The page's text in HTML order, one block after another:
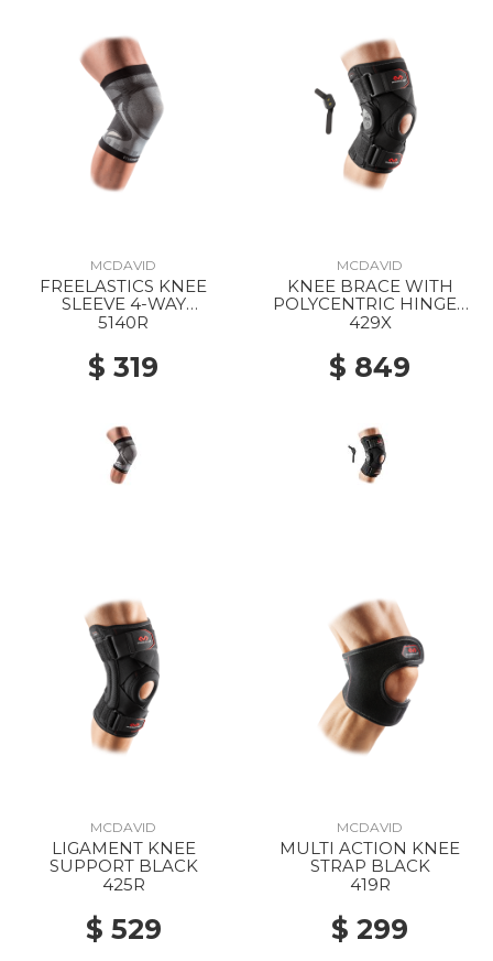
MCDAVID
FREELASTICS KNEE
SLEEVE 4-WAY
SEAMLESS ELASTIC
5140R
$ 319
MCDAVID
KNEE BRACE WITH
POLYCENTRIC HINGES
AND CROSS STRAPS
429X
$ 849
MCDAVID
LIGAMENT KNEE
SUPPORT BLACK
425R
$ 529
MCDAVID
MULTI ACTION KNEE
STRAP BLACK
419R
$ 299